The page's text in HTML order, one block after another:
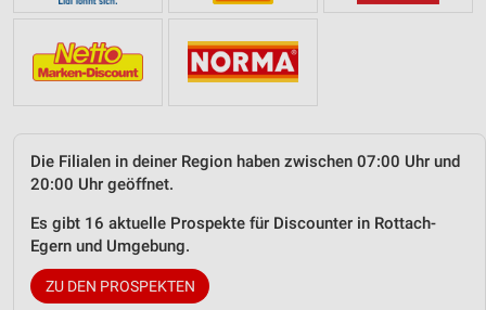
Die Filialen in deiner Region haben zwischen 07:00 Uhr und
20:00 Uhr geöffnet.
Es gibt 16 aktuelle Prospekte für Discounter in Rottach-
Egern und Umgebung.
ZU DEN PROSPEKTEN